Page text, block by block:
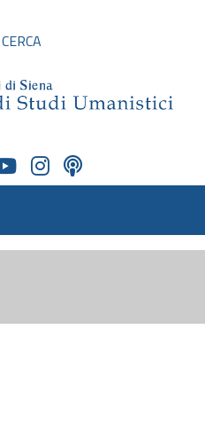
CERCA